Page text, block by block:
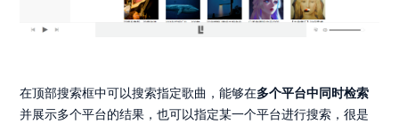
在顶部搜索框中可以搜索指定歌曲，能够在多个平台中同时检索
并展示多个平台的结果，也可以指定某一个平台进行搜索，很是